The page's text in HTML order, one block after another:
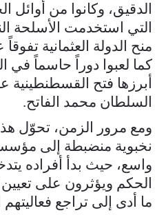
الدقيق، وكانوا من أوائل
التي استخدمت الأسلحة
منح الدولة العثمانية
كما لعبوا دوراً حاسماً في
السلطان محمد الفاتح.
ومع مرور الزمن، تحوّل
نخبوية منضبطة إلى
واسع، حيث بدأ أفراده
الحكم ويؤثرون على
ما أدى إلى تراجع